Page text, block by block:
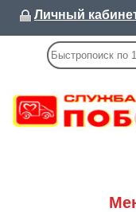
Личный